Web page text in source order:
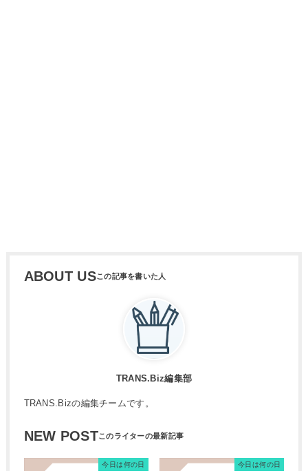
ABOUT US
TRANS.Biz編集部
TRANS.Bizの編集チームです。
NEW POST
今日は何の日 今日は何の日